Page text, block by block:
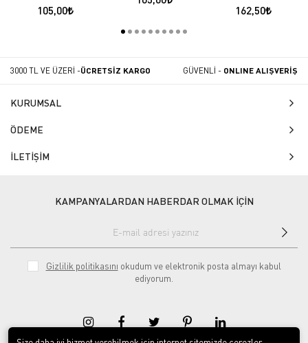
01 04
105,00 162,50
3000 TL VE ÜZERİ -ÜCRETSİZ KARGO GÜVENLİ - ONLINE ALIŞVERİŞ
KURUMSAL
ÖDEME
İLETİŞİM
KAMPANYALARDAN HABERDAR OLMAK İÇİN
Gizlilik politikasını okudum ve elektronik posta almayı kabul
ediyorum.